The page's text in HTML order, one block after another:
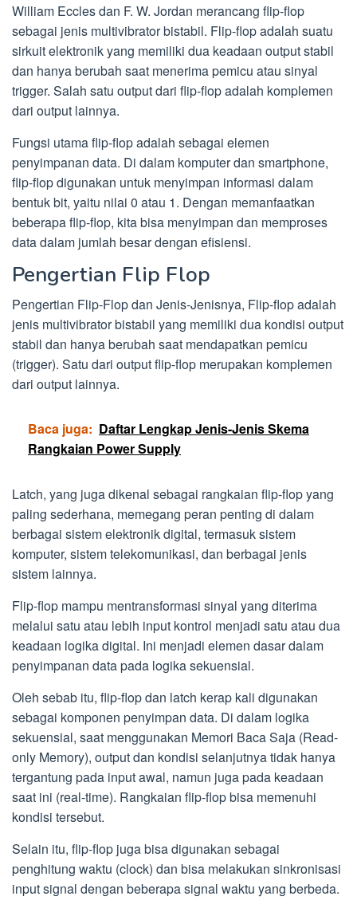
William Eccles dan F. W. Jordan merancang flip-flop
sebagai jenis multivibrator bistabil. Flip-flop adalah suatu
sirkuit elektronik yang memiliki dua keadaan output stabil
dan hanya berubah saat menerima pemicu atau sinyal
trigger. Salah satu output dari flip-flop adalah komplemen
dari output lainnya.
Fungsi utama flip-flop adalah sebagai elemen
penyimpanan data. Di dalam komputer dan smartphone,
flip-flop digunakan untuk menyimpan informasi dalam
bentuk bit, yaitu nilai 0 atau 1. Dengan memanfaatkan
beberapa flip-flop, kita bisa menyimpan dan memproses
data dalam jumlah besar dengan efisiensi.
Pengertian Flip Flop
Pengertian Flip-Flop dan Jenis-Jenisnya, Flip-flop adalah
jenis multivibrator bistabil yang memiliki dua kondisi output
stabil dan hanya berubah saat mendapatkan pemicu
(trigger). Satu dari output flip-flop merupakan komplemen
dari output lainnya.
Baca juga: Daftar Lengkap Jenis-Jenis Skema
Rangkaian Power Supply
Latch, yang juga dikenal sebagai rangkaian flip-flop yang
paling sederhana, memegang peran penting di dalam
berbagai sistem elektronik digital, termasuk sistem
komputer, sistem telekomunikasi, dan berbagai jenis
sistem lainnya.
Flip-flop mampu mentransformasi sinyal yang diterima
melalui satu atau lebih input kontrol menjadi satu atau dua
keadaan logika digital. Ini menjadi elemen dasar dalam
penyimpanan data pada logika sekuensial.
Oleh sebab itu, flip-flop dan latch kerap kali digunakan
sebagai komponen penyimpan data. Di dalam logika
sekuensial, saat menggunakan Memori Baca Saja (Read-
only Memory), output dan kondisi selanjutnya tidak hanya
tergantung pada input awal, namun juga pada keadaan
saat ini (real-time). Rangkaian flip-flop bisa memenuhi
kondisi tersebut.
Selain itu, flip-flop juga bisa digunakan sebagai
penghitung waktu (clock) dan bisa melakukan sinkronisasi
input signal dengan beberapa signal waktu yang berbeda.